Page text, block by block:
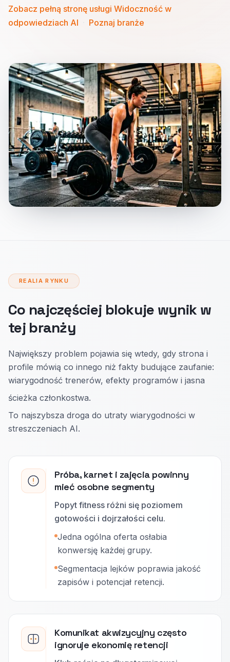
Zobacz pełną stronę usługi Widoczność w
odpowiedziach AI
Poznaj branże
REALIA RYNKU
Co najczęściej blokuje wynik w
tej branży
Największy problem pojawia się wtedy, gdy strona i
profile mówią co innego niż fakty budujące zaufanie:
wiarygodność trenerów, efekty programów i jasna
ścieżka członkostwa.
To najszybsza droga do utraty wiarygodności w
streszczeniach AI.
Próba, karnet i zajęcia powinny
mieć osobne segmenty
Popyt fitness różni się poziomem
gotowości i dojrzałości celu.
Jedna ogólna oferta osłabia
konwersję każdej grupy.
Segmentacja lejków poprawia jakość
zapisów i potencjał retencji.
Komunikat akwizycyjny często
ignoruje ekonomię retencji